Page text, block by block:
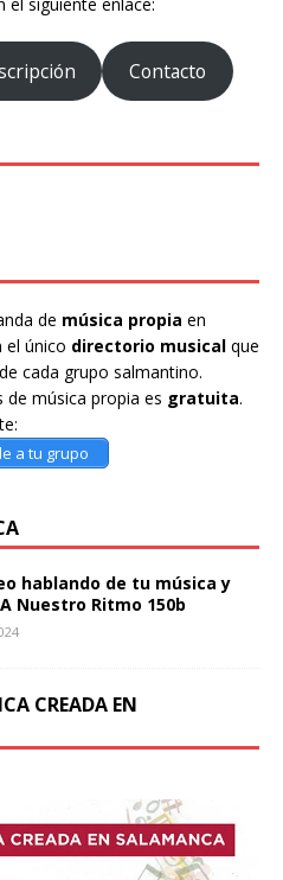
siguiente enlace:
Contacto
de música propia en
el único directorio musical que
cada grupo salmantino.
de música propia es gratuita.
a tu grupo
hablando de tu música y
Nuestro Ritmo 150b
CREADA EN